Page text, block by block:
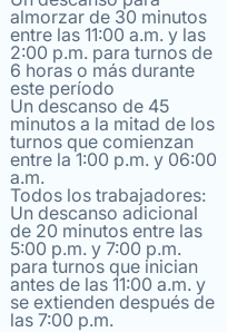
almorzar de 30 minutos
entre las 11:00 a.m. y las
2:00 p.m. para turnos de
6 horas o más durante
este período
Un descanso de 45
minutos a la mitad de los
turnos que comienzan
entre la 1:00 p.m. y 06:00
a.m.
Todos los trabajadores:
Un descanso adicional
de 20 minutos entre las
5:00 p.m. y 7:00 p.m.
para turnos que inician
antes de las 11:00 a.m. y
se extienden después de
las 7:00 p.m.